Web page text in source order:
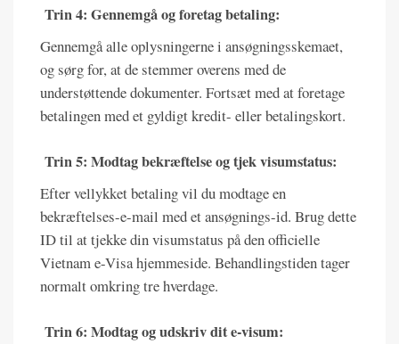
Trin 4: Gennemgå og foretag betaling:
Gennemgå alle oplysningerne i ansøgningsskemaet,
og sørg for, at de stemmer overens med de
understøttende dokumenter. Fortsæt med at foretage
betalingen med et gyldigt kredit- eller betalingskort.
Trin 5: Modtag bekræftelse og tjek visumstatus:
Efter vellykket betaling vil du modtage en
bekræftelses-e-mail med et ansøgnings-id. Brug dette
ID til at tjekke din visumstatus på den officielle
Vietnam e-Visa hjemmeside. Behandlingstiden tager
normalt omkring tre hverdage.
Trin 6: Modtag og udskriv dit e-visum: